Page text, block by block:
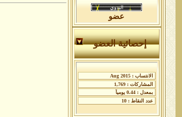
عضو
إحصائية العضو